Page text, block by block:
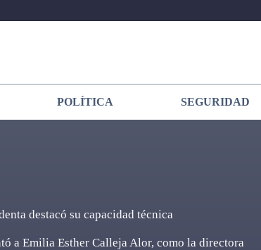
POLÍTICA SEGURIDAD
destacó su capacidad técnica
a Emilia Esther Calleja Alor, como la directora